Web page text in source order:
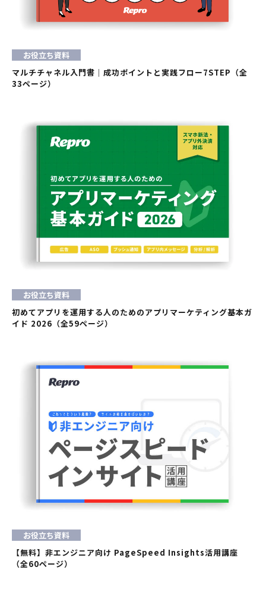
お役立ち資料
マルチチャネル入門書｜成功ポイントと実践フロー7STEP（全
33ページ）
お役立ち資料
初めてアプリを運用する人のためのアプリマーケティング基本ガ
イド 2026（全59ページ）
お役立ち資料
【無料】非エンジニア向け PageSpeed Insights活用講座
（全60ページ）